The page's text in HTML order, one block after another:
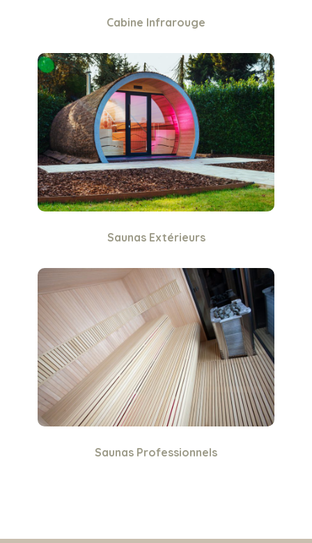
Cabine Infrarouge
Saunas Extérieurs
Saunas Professionnels